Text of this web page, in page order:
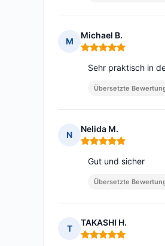
M
Michael B.
Hinweis: 5 von 5
Sehr praktisch in
Übersetzte
N
Nelida M.
Hinweis: 5 von 5
Gut und sicher
Übersetzte
T
TAKASHI H.
Hinweis: 5 von 5